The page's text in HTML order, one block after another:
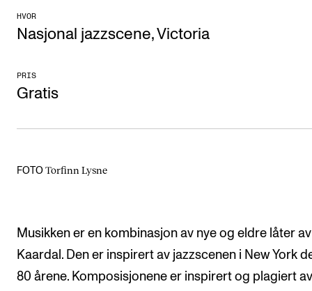
AKTUELT
Nyheter og historier
Om Norges musikkhøgskole
Finn ansatte
For ansatte og studenter
HVOR
Nasjonal jazzscene, Victoria
PRIS
Gratis
FOTO Torfinn Lysne
Musikken er en kombinasjon av nye og eldre låter av
Kaardal. Den er inspirert av jazzscenen i New York
80 årene. Komposisjonene er inspirert og plagiert